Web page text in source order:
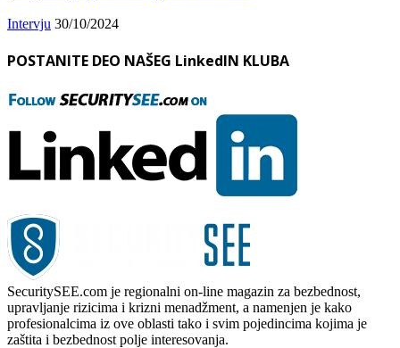
Intervju 30/10/2024
POSTANITE DEO NAŠEG LinkedIN KLUBA
SecuritySEE.com je regionalni on-line magazin za bezbednost,
upravljanje rizicima i krizni menadžment, a namenjen je kako
profesionalcima iz ove oblasti tako i svim pojedincima kojima je
zaštita i bezbednost polje interesovanja.